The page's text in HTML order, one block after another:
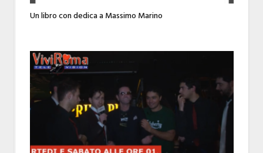
Un libro con dedica a Massimo Marino